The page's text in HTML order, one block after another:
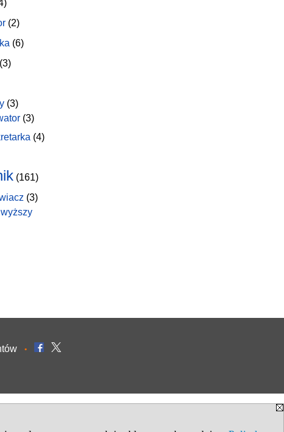
(2)
(6)
(3)
(3)
(4)
(161)
(3)
wyższy
•